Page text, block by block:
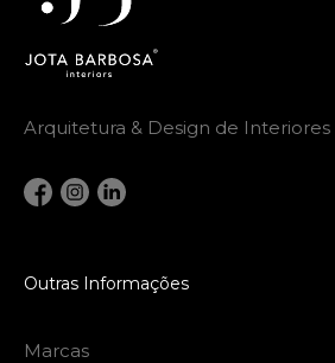
Arquitetura & Design de Interiores
Outras Informações
Marcas